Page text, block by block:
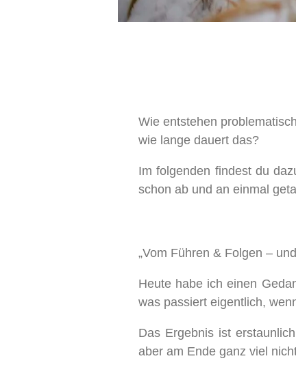
Wie entstehen
wie lange dauert das?
Im folgenden findest du
schon ab und an einmal
„Vom Führen & Folgen –
Heute habe ich einen
was passiert eigentlich,
Das Ergebnis ist
aber am Ende ganz viel